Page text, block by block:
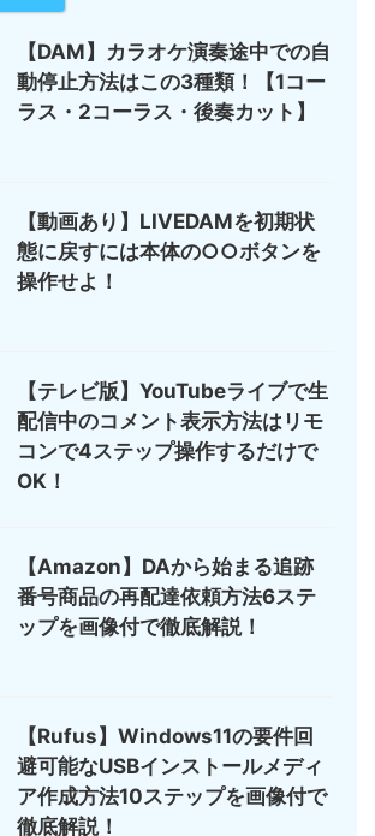
【DAM】カラオケ演奏途中での自
動停止方法はこの3種類！【1コー
ラス・2コーラス・後奏カット】
【動画あり】LIVEDAMを初期状
態に戻すには本体の○○ボタンを
操作せよ！
【テレビ版】YouTubeライブで生
配信中のコメント表示方法はリモ
コンで4ステップ操作するだけで
OK！
【Amazon】DAから始まる追跡
番号商品の再配達依頼方法6ステ
ップを画像付で徹底解説！
【Rufus】Windows11の要件回
避可能なUSBインストールメディ
ア作成方法10ステップを画像付で
徹底解説！